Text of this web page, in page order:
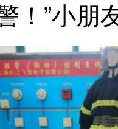
！”小朋